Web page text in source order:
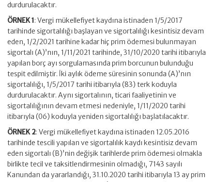
durdurulacaktır.
ÖRNEK 1: Vergi mükellefiyet kaydına istinaden 1/5/2017
tarihinde sigortalılığı başlayan ve sigortalılığı kesintisiz devam
eden, 1/2/2021 tarihine kadar hiç prim ödemesi bulunmayan
sigortalı (A)’nın, 1/11/2021 tarihinde, 31/10/2020 tarihi itibarıyla
yapılan borç ayı sorgulamasında prim borcunun bulunduğu
tespit edilmiştir. İki aylık ödeme süresinin sonunda (A)’nın
sigortalılığı, 1/5/2017 tarihi itibarıyla (83) terk koduyla
durdurulacaktır. Aynı sigortalının, ticari faaliyetinin ve
sigortalılığının devam etmesi nedeniyle, 1/11/2020 tarihi
itibarıyla (06) koduyla yeniden sigortalılığı başlatılacaktır.
ÖRNEK 2: Vergi mükellefiyet kaydına istinaden 12.05.2016
tarihinde tescili yapılan ve sigortalılık kaydı kesintisiz devam
eden sigortalı (B)’nin değişik tarihlerde prim ödemesi olmakla
birlikte tecil ve taksitlendirmesinin olmadığı, 7143 sayılı
Kanundan da yararlandığı, 31.10.2020 tarihi itibarıyla 13 ay prim